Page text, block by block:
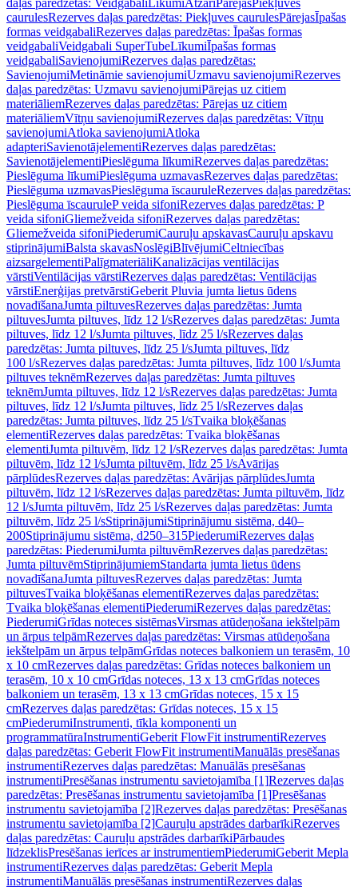
daļas paredzētas: Veidgabali LīkumiAtzari PārejasPiekļuves
caurulesRezerves daļas paredzētas: Piekļuves caurulesPārejasĪpašas
formas veidgabaliRezerves daļas paredzētas: Īpašas formas
veidgabaliVeidgabali SuperTubeLīkumiĪpašas formas
veidgabaliSavienojumiRezerves daļas paredzētas:
SavienojumiMetināmie savienojumiUzmavu savienojumiRezerves
daļas paredzētas: Uzmavu savienojumiPārejas uz citiem
materiāliemRezerves daļas paredzētas: Pārejas uz citiem
materiāliemVītņu savienojumiRezerves daļas paredzētas: Vītņu
savienojumiAtloka savienojumiAtloka
adapteriSavienotājelementiRezerves daļas paredzētas:
SavienotājelementiPieslēguma līkumiRezerves daļas paredzētas:
Pieslēguma līkumiPieslēguma uzmavasRezerves daļas paredzētas:
Pieslēguma uzmavasPieslēguma īscauruleRezerves daļas paredzētas:
Pieslēguma īscauruleP veida sifoniRezerves daļas paredzētas: P
veida sifoniGliemežveida sifoniRezerves daļas paredzētas:
Gliemežveida sifoniPiederumiCauruļu apskavasCauruļu apskavu
stiprinājumiBalsta skavasNoslēgiBlīvējumiCeltniecības
aizsargelementiPalīgmateriāliKanalizācijas ventilācijas
vārstiVentilācijas vārstiRezerves daļas paredzētas: Ventilācijas
vārstiEnerģijas pretvārstiGeberit Pluvia jumta lietus ūdens
novadīšanaJumta piltuvesRezerves daļas paredzētas: Jumta
piltuvesJumta piltuves, līdz 12 l/sRezerves daļas paredzētas: Jumta
piltuves, līdz 12 l/sJumta piltuves, līdz 25 l/sRezerves daļas
paredzētas: Jumta piltuves, līdz 25 l/sJumta piltuves, līdz
100 l/sRezerves daļas paredzētas: Jumta piltuves, līdz 100 l/sJumta
piltuves teknēmRezerves daļas paredzētas: Jumta piltuves
teknēmJumta piltuves, līdz 12 l/sRezerves daļas paredzētas: Jumta
piltuves, līdz 12 l/sJumta piltuves, līdz 25 l/sRezerves daļas
paredzētas: Jumta piltuves, līdz 25 l/sTvaika bloķēšanas
elementiRezerves daļas paredzētas: Tvaika bloķēšanas
elementiJumta piltuvēm, līdz 12 l/sRezerves daļas paredzētas: Jumta
piltuvēm, līdz 12 l/sJumta piltuvēm, līdz 25 l/sAvārijas
pārplūdesRezerves daļas paredzētas: Avārijas pārplūdesJumta
piltuvēm, līdz 12 l/sRezerves daļas paredzētas: Jumta piltuvēm, līdz
12 l/sJumta piltuvēm, līdz 25 l/sRezerves daļas paredzētas: Jumta
piltuvēm, līdz 25 l/sStiprinājumiStiprinājumu sistēma, d40–
200Stiprinājumu sistēma, d250–315PiederumiRezerves daļas
paredzētas: PiederumiJumta piltuvēmRezerves daļas paredzētas:
Jumta piltuvēmStiprinājumiemStandarta jumta lietus ūdens
novadīšanaJumta piltuvesRezerves daļas paredzētas: Jumta
piltuvesTvaika bloķēšanas elementiRezerves daļas paredzētas:
Tvaika bloķēšanas elementiPiederumiRezerves daļas paredzētas:
PiederumiGrīdas noteces sistēmasVirsmas atūdeņošana iekštelpām
un ārpus telpāmRezerves daļas paredzētas: Virsmas atūdeņošana
iekštelpām un ārpus telpāmGrīdas noteces balkoniem un terasēm, 10
x 10 cmRezerves daļas paredzētas: Grīdas noteces balkoniem un
terasēm, 10 x 10 cmGrīdas noteces, 13 x 13 cmGrīdas noteces
balkoniem un terasēm, 13 x 13 cmGrīdas noteces, 15 x 15
cmRezerves daļas paredzētas: Grīdas noteces, 15 x 15
cmPiederumiInstrumenti, tīkla komponenti un
programmatūraInstrumentiGeberit FlowFit instrumentiRezerves
daļas paredzētas: Geberit FlowFit instrumentiManuālās presēšanas
instrumentiRezerves daļas paredzētas: Manuālās presēšanas
instrumentiPresēšanas instrumentu savietojamība [1]Rezerves daļas
paredzētas: Presēšanas instrumentu savietojamība [1]Presēšanas
instrumentu savietojamība [2]Rezerves daļas paredzētas: Presēšanas
instrumentu savietojamība [2]Cauruļu apstrādes darbarīkiRezerves
daļas paredzētas: Cauruļu apstrādes darbarīkiPārbaudes
līdzeklisPresēšanas ierīces ar instrumentiemPiederumiGeberit Mepla
instrumentiRezerves daļas paredzētas: Geberit Mepla
instrumentiManuālās presēšanas instrumentiRezerves daļas